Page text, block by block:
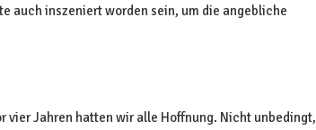
auch inszeniert worden sein, um die angebliche
vier Jahren hatten wir alle Hoffnung. Nicht unbedingt,